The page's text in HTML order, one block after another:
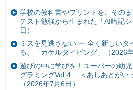
学校の教科書やプリントを、その
テスト勉強から生まれた「AI暗記
日）
ミスを見逃さない ー 全く新しい
る。「カケルタイピング」（2026
遊びの中に学びを！ユーバーの幼
グラミングVol.4 ＜あしあとがい
（2026年7月6日）